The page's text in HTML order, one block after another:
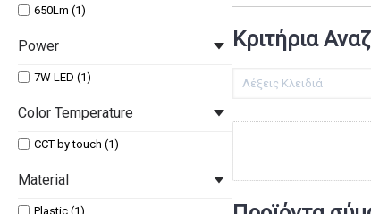
650Lm (1)
Power
7W LED (1)
Color Temperature
CCT by touch (1)
Material
Plastic (1)
Κριτήρια